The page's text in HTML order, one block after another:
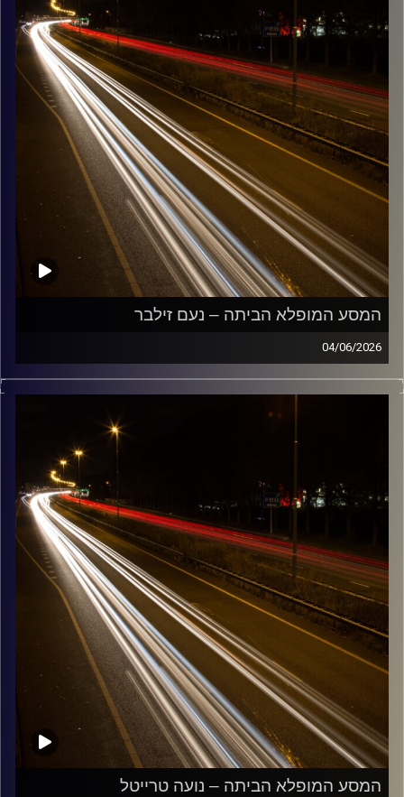
המסע המופלא הביתה – נעם זילבר
04/06/2026
מוזיקה שתלווה אותנו אחרי יום עבודה ארוך ותחזיר אותנו
הביתה בשלום עם נעם זילבר
קרדיט תמונות:
המסע המופלא הביתה – נועה טרייטל